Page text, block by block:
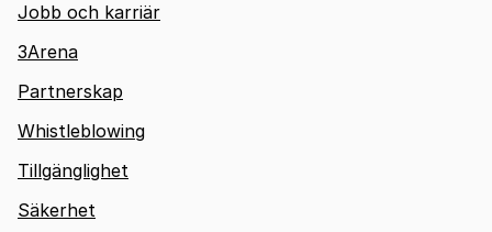
Jobb och karriär
3Arena
Partnerskap
Whistleblowing
Tillgänglighet
Säkerhet